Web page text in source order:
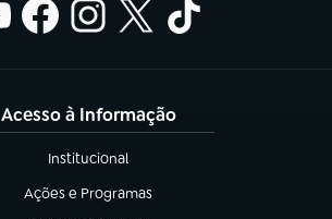
Acesso à Informação
Institucional
(abre em nova aba)
Ações e Programas
(abre em nova aba)